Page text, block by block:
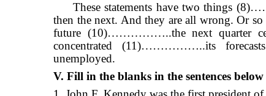
These statements have two things
then the next. And they are all wrong. Or
future (10)……………..the next quarter
concentrated (11)……………..its
unemployed.
V. Fill in the blanks in the sentences